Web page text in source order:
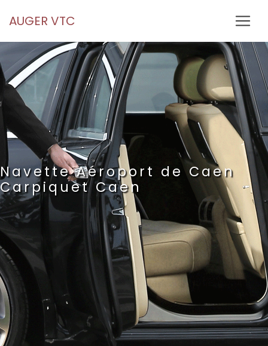
AUGER VTC
Navette Aéroport de Caen
Carpiquet Caen